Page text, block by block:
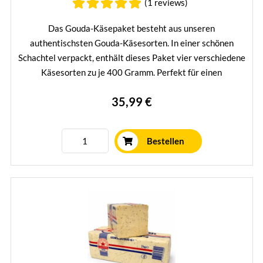
(1 reviews)
Das Gouda-Käsepaket besteht aus unseren
authentischsten Gouda-Käsesorten. In einer schönen
Schachtel verpackt, enthält dieses Paket vier verschiedene
Käsesorten zu je 400 Gramm. Perfekt für einen
Mehr erfahren
35,99 €
Bestellen